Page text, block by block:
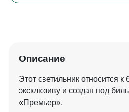
Описание
Этот светильник относится к
эксклюзиву и создан под
«Премьер».